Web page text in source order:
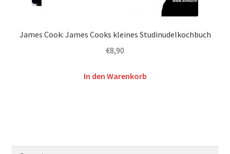
James Cook: James Cooks kleines Studinudelkochbuch
€8,90
In den Warenkorb
Suchen